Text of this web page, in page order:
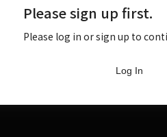
○年更攀升至二○八億個。
電腦廠，佔到全球的一半，
Please sign up first.
Please log in or sign up to
Log In